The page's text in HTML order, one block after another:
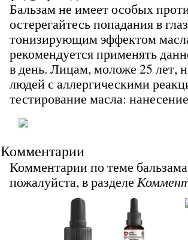
Бальзам не имеет особых
остерегайтесь попадания в
тонизирующим эффектом
рекомендуется применять
в день. Лицам, моложе 25 лет,
людей с аллергическими
тестирование масла:
Комментарии
Комментарии по теме
пожалуйста, в разделе